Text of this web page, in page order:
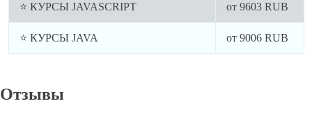
⭐ КУРСЫ JAVASCRIPT от 9603 RUB
⭐ КУРСЫ JAVA от 9006 RUB
Отзывы